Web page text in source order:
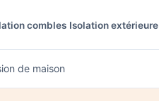
combles Isolation extérieure
de maison